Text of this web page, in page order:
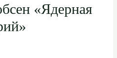
«Ядерная